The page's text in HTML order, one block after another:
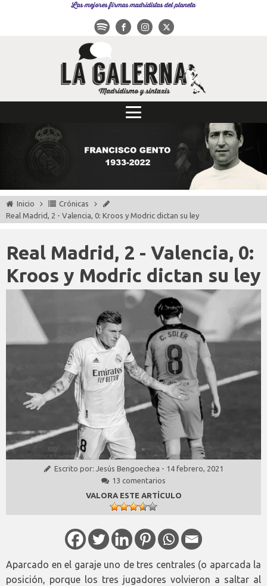
Las mejores firmas madridistas del planeta
Inicio
Crónicas
Real Madrid, 2 - Valencia, 0: Kroos y Modric dictan su ley
Real Madrid, 2 - Valencia, 0:
Kroos y Modric dictan su ley
Escrito por: Jesús Bengoechea - 14 febrero, 2021
13 comentarios
VALORA ESTE ARTÍCULO
Aparcado en el garaje uno de tres centrales (o aparcada la
posición, porque los tres jugadores volvieron a saltar al